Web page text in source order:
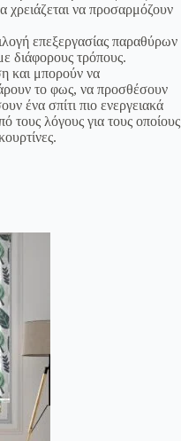
χρειάζεται να προσαρμόζουν
επεξεργασίας παραθύρων
διάφορους τρόπους.
και μπορούν να
το φως, να προσθέσουν
ένα σπίτι πιο ενεργειακά
τους λόγους για τους οποίους